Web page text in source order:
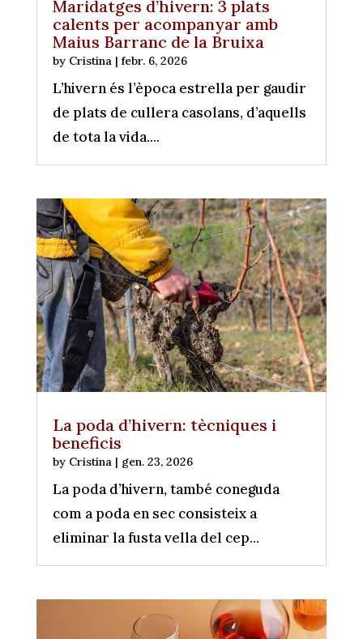
Maridatges d’hivern: 3 plats
calents per acompanyar amb
Maius Barranc de la Bruixa
by Cristina| febr. 6, 2026
L’hivern és l’època estrella per gaudir
de plats de cullera casolans, d’aquells
de tota la vida....
La poda d’hivern: tècniques i
beneficis
by Cristina| gen. 23, 2026
La poda d’hivern, també coneguda
com a poda en sec consisteix a
eliminar la fusta vella del cep...